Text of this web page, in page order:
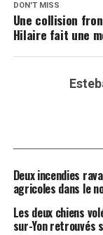
DON'T MISS
Une collision
Hilaire fait une
Deux incendies
agricoles dans le
Les deux chiens
sur-Yon retrouvés